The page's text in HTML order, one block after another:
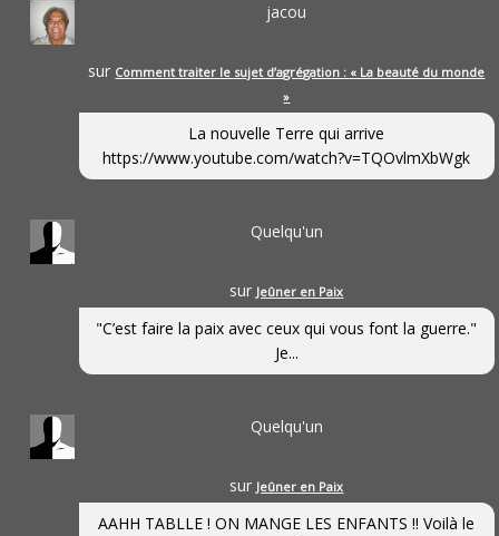
jacou
sur Comment traiter le sujet d’agrégation : « La beauté du monde
»
La nouvelle Terre qui arrive
https://www.youtube.com/watch?v=TQOvlmXbWgk
Quelqu'un
sur Jeûner en Paix
"C’est faire la paix avec ceux qui vous font la guerre."
Je...
Quelqu'un
sur Jeûner en Paix
AAHH TABLLE ! ON MANGE LES ENFANTS !! Voilà le